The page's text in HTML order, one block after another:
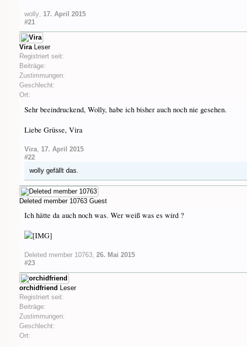
wolly, 17. April 2015
#21
Vira Leser
Registriert seit:
Beiträge:
Zustimmungen:
Geschlecht:
Ort:
Sehr beeindruckend, Wolly, habe ich bisher auch noch nie gesehen.
Liebe Grüsse, Vira
Vira, 17. April 2015
#22
wolly gefällt das.
Deleted member 10763 Guest
Ich hätte da auch noch was. Wer weiß was es wird ?
Deleted member 10763, 26. Mai 2015
#23
orchidfriend Leser
Registriert seit:
Beiträge:
Zustimmungen:
Geschlecht:
Ort: